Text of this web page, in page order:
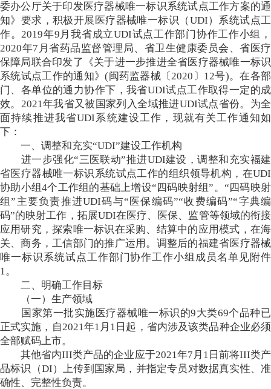
委办公厅关于印发医疗器械唯一标识系统试点工作方案的通
知》要求，积极开展医疗器械唯一标识（UDI）系统试点工
作。2019年9月我省成立UDI试点工作部门协作工作小组，
2020年7月省药品监督管理局、省卫生健康委员会、省医疗
保障局联合印发了《关于进一步推进全省医疗器械唯一标识
系统试点工作的通知》(闽药监器械〔2020〕12号)。在各部
门、各单位的通力协作下，我省UDI试点工作取得一定的成
效。2021年我省又被国家列入全域推进UDI试点省份。为全
面持续推进我省UDI系统建设工作，现就有关工作通知如
下：
一、调整和充实“UDI”建设工作机构
进一步强化“三医联动”推进UDI建设，调整和充实福建
省医疗器械唯一标识系统试点工作的组织领导机构，在UDI
协助小组4个工作组的基础上增设“四码映射组”。“四码映射
组”主要负责推进UDI码与“医保编码”“收费编码”“字典编
码”的映射工作，拓展UDI在医疗、医保、监管等领域的衔接
应用研究，探索唯一标识在采购、结算中的应用模式，在海
关、商务，工信部门的推广运用。调整后的福建省医疗器械
唯一标识系统试点工作部门协作工作小组成员名单见附件
1。
二、明确工作目标
（一）生产领域
国家第一批实施医疗器械唯一标识的9大类69个品种已
正式实施，自2021年1月1日起，省内涉及该类品种企业必须
全部赋码上市。
其他省内III类产品的企业应于2021年7月1日前将III类产
品标识（DI）上传到国家局，并指定专员对数据真实性、准
确性、完整性负责。